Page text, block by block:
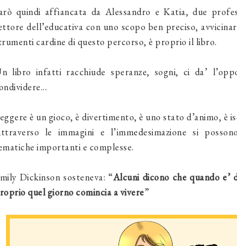
quindi affiancata da Alessandro e Katia, due
dell’educativa con uno scopo ben preciso,
cardine di questo percorso, è proprio il libro.
libro infatti racchiude speranze, sogni, ci da’
è un gioco, è divertimento, è uno stato d’animo, è
le immagini e l’immedesimazione si
importanti e complesse.
Dickinson sosteneva: “Alcuni dicono che quando
quel giorno comincia a vivere”